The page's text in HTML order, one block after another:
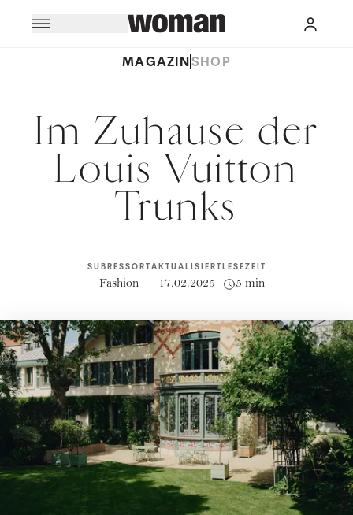
MAGAZINSHOP
Im Zuhause der
Louis Vuitton
Trunks
SUBRESSORT
Fashion
AKTUALISIERT
17.02.2025
LESEZEIT
5 min